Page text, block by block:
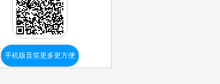
手机版音笑更多更方便